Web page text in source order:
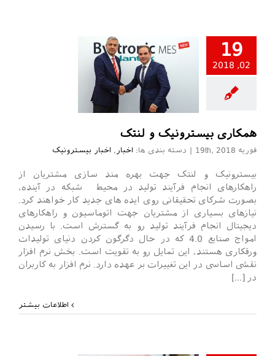
19
02, 2018
بیسترونیک
همکاری بیسترونیک و لنتک
فوریه 19th, 2018 | دسته بندی ها: اخبار , اخبار بیسترونیک
بیسترونیک و لنتک جهت بهره مند سازی مشتریان از
راهکارهای انجام فرآیند تولید در محیط شبکه در آینده،
بصورت شرکای تحقیقانی روی ایده های جدید کار خواهند کرد.
نیازهای بسیاری از مشتریان جهت اتوماسیون و راهکارهای
دیجیتال انجام فرآیند تولید رو به گسترش است. با رسیدن
امواج صنایع 4.0 که در حال دگرگون کردن دنیای تولیدات
ورقکاری هستند، این تمایل رو به تقویت است. بخش نرم افزار
نقشی اساسی در این تغییرات بر عهده دارد. نرم افزار به کاربران
در [...]
اطلاعات بیشتر